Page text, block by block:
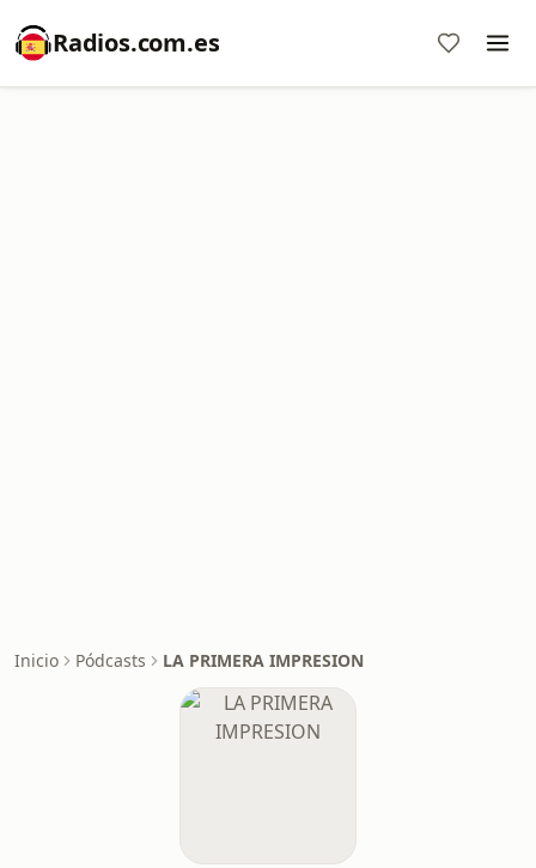
Radios.com.es
Inicio Pódcasts LA PRIMERA IMPRESION